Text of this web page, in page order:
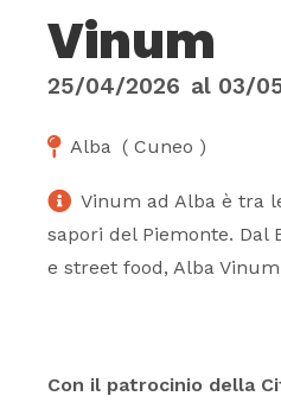
Vinum
25/04/2026 al 03/
Alba ( Cuneo )
Vinum ad Alba è tra
sapori del Piemonte. Dal
e street food, Alba
Con il patrocinio della